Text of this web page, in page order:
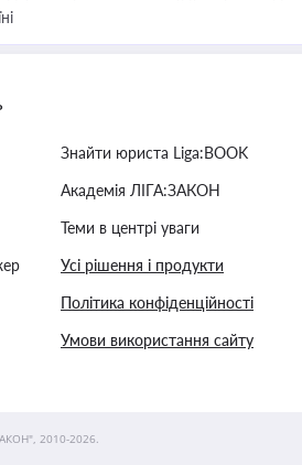
Знайти юриста Liga:BOOK
Академія ЛІГА:ЗАКОН
Теми в центрі уваги
Усі рішення і продукти
Політика конфіденційності
Умови використання сайту
2010-2026.